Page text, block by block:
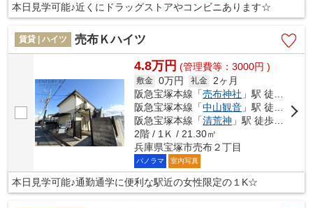
本日見学可能♪近くにドラッグストアやコンビニあります☆
賃貸 | ハイツ 売布Ｋハイツ
4.8万円 (管理費等：3000円 )
敷金 0万円 礼金 2ヶ月
阪急宝塚本線「売布神社 」駅 徒歩3分
阪急宝塚本線「中山観音 」駅 徒歩12分
阪急宝塚本線「清荒神 」駅 徒歩15分
2階 / 1Ｋ / 21.30㎡
兵庫県宝塚市売布２丁目
パノラマ 室内写真
本日見学可能♪通勤通学に便利な駅近の女性限定の１K☆